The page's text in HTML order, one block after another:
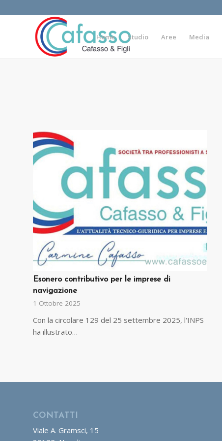
Home Studio Aree Media
Esonero contributivo per le imprese di
navigazione
1 Ottobre 2025
Con la circolare 129 del 25 settembre 2025, l'INPS
ha illustrato…
CONTATTI
Viale A. Gramsci, 15